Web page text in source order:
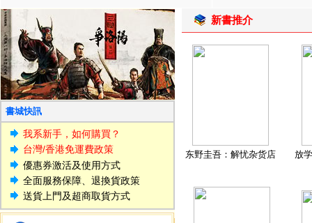
書城快訊
我系新手，如何購買？
台灣/香港免運費政策
優惠券激活及使用方式
全面服務保障、退換貨政策
送貨上門及超商取貨方式
新書推介
东野圭吾：解忧杂货店 放